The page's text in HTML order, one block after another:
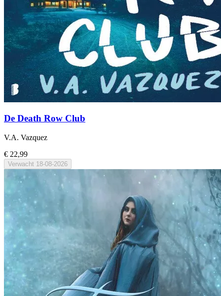
De Death Row Club
V.A. Vazquez
€ 22,99
Verwacht 18-08-2026